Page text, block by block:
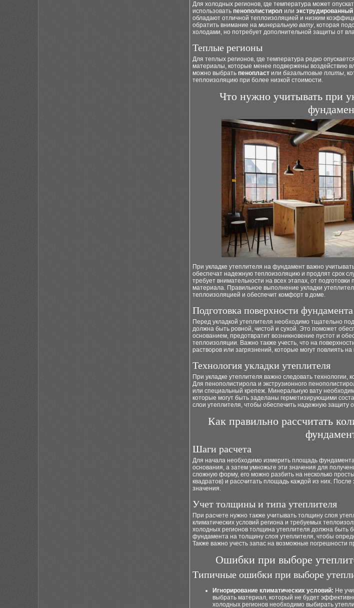
Для холодных регионов, где температура может
использовать пенополистирол или
обладают отличной теплоизоляцией и низким
обратить внимание на минеральную вату, которая
холодами, но потребует дополнительной защиты от
Теплые регионы
Для теплых регионов, где температура редко
материалы, которые менее подвержены воздействию
можно выбрать пенопласт или базальтовые плиты,
теплоизоляцию при более низкой стоимости.
Что нужно учитывать при
При укладке утеплителя на фундамент важно
обеспечат надежную теплоизоляцию и продлят срок
требует внимательности на всех этапах, от
материала. Правильное выполнение укладки
теплоизоляцией и обеспечит комфорт в доме.
Подготовка поверхности фундамента
Перед укладкой утеплителя необходимо тщательно
должна быть ровной, чистой и сухой. Это поможет
основанием, предотвратит возникновение пустот и
теплоизоляции. Важно также учесть, что на
растворов или загрязнений, которые могут повлиять на
Технология укладки утеплителя
При укладке утеплителя важно следовать технологии,
Для пенополистирола и экструзионного
или специальный крепеж. Минеральную вату
которые могут быть заделаны герметизирующими
слои утеплителя, чтобы обеспечить надежную защиту
Как правильно рассчитать
Шаги расчета
Для начала необходимо измерить площадь
основания, а затем умножьте эти значения для
сложную форму, его можно разбить на несколько
квадратов) и рассчитать площадь каждой из них.
значения.
Учет толщины и типа утеплителя
При расчете нужно также учитывать толщину слоя
климатических условий региона и требуемых
холодных регионов толщина утеплителя должна быть
фундамента на толщину слоя утеплителя, чтобы
Также важно учесть запас на возможные погрешности
Ошибки при выборе
Типичные ошибки при выборе
Игнорирование климатических условий: Не
выбрать материал, который не будет
холодных регионов необходимо выбирать